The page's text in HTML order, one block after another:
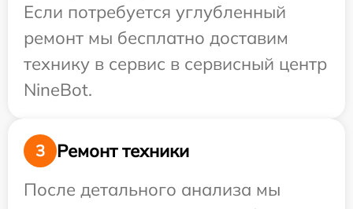
Если потребуется углубленный
ремонт мы бесплатно доставим
технику в сервис в сервисный центр
NineBot.
3
Ремонт техники
После детального анализа мы